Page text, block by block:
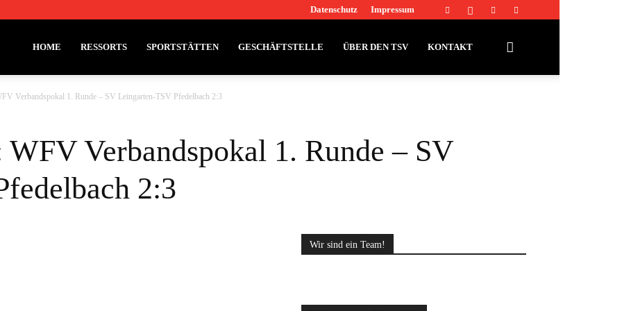
Datenschutz Impressum
HOME RESSORTS SPORTSTÄTTEN GESCHÄFTSTELLE ÜBER DEN TSV KONTAKT
Verbandspokal 1. Runde – SV Leingarten-TSV Pfedelbach 2:3
Verbandspokal 1. Runde – SV
2:3
Wir sind ein Team!